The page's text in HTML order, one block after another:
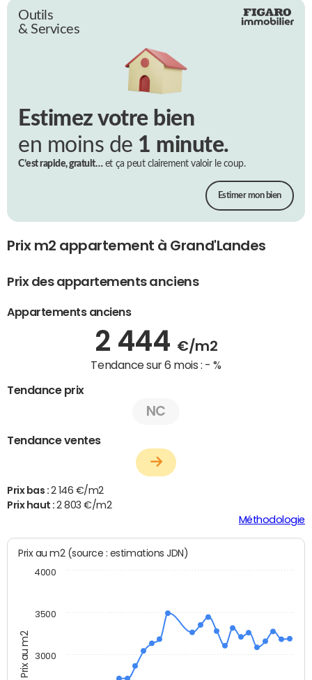
Outils
& Services
Estimez votre bien
en moins de 1 minute.
C’est rapide, gratuit…et ça peut clairement valoir le coup.
Estimer mon bien
Prix m2 appartement à Grand'Landes
Prix des appartements anciens
Appartements anciens
2 444 €/m2
Tendance sur 6 mois : - %
Tendance prix
NC
Tendance ventes
Prix bas : 2 146 €/m2
Prix haut :2 803 €/m2
Méthodologie
Prix au m2
Prix au m2 (source : estimations JDN)
3000
3500
4000